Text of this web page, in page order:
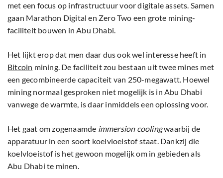
met een focus op infrastructuur voor digitale assets. Samen
gaan Marathon Digital en Zero Two een grote mining-
faciliteit bouwen in Abu Dhabi.
Het lijkt erop dat men daar dus ook wel interesse heeft in
Bitcoin mining. De faciliteit zou bestaan uit twee mines met
een gecombineerde capaciteit van 250-megawatt. Hoewel
mining normaal gesproken niet mogelijk is in Abu Dhabi
vanwege de warmte, is daar inmiddels een oplossing voor.
Het gaat om zogenaamde immersion coolingwaarbij de
apparatuur in een soort koelvloeistof staat. Dankzij die
koelvloeistof is het gewoon mogelijk om in gebieden als
Abu Dhabi te minen.